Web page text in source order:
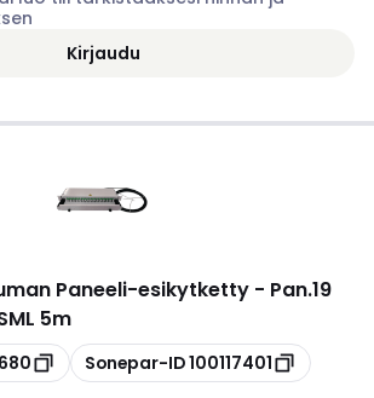
Kirjaudu
Paneeli-esikytketty - Pan.19
5m
Kopioi
Sonepar-ID100117401